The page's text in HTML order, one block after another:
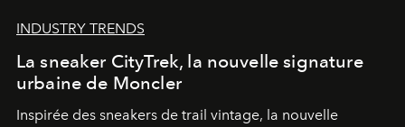
INDUSTRY TRENDS
La sneaker CityTrek, la nouvelle signature
urbaine de Moncler
Inspirée des sneakers de trail vintage, la nouvelle